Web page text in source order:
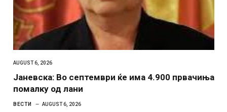
AUGUST 6, 2026
Јаневска: Во септември ќе има 4.900 првачиња
помалку од лани
ВЕСТИ AUGUST 6, 2026